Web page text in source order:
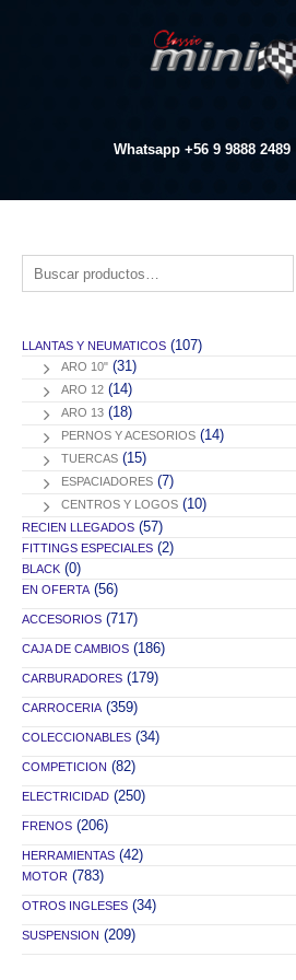
Whatsapp +56 9 9888 2489
Buscar por:
LLANTAS Y NEUMATICOS (107)
ARO 10" (31)
ARO 12 (14)
ARO 13 (18)
PERNOS Y ACESORIOS (14)
TUERCAS (15)
ESPACIADORES (7)
CENTROS Y LOGOS (10)
RECIEN LLEGADOS (57)
FITTINGS ESPECIALES (2)
BLACK (0)
EN OFERTA (56)
ACCESORIOS (717)
CAJA DE CAMBIOS (186)
CARBURADORES (179)
CARROCERIA (359)
COLECCIONABLES (34)
COMPETICION (82)
ELECTRICIDAD (250)
FRENOS (206)
HERRAMIENTAS (42)
MOTOR (783)
OTROS INGLESES (34)
SUSPENSION (209)